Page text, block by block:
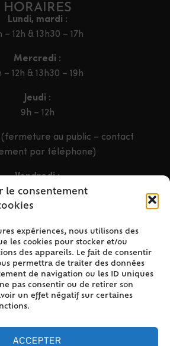
le consentement
expériences, nous utilisons des
les cookies pour stocker et/ou
des appareils. Le fait de consentir
permettra de traiter des données
de navigation ou les ID uniques
pas consentir ou de retirer son
un effet négatif sur certaines
ACCEPTER
HORAIRES
Lundi, mardi :
– 12h & 13h30 – 17h
Mercredi :
– 12h & 13h30 – 19h
Jeudi :
9h – 12h
(fermeture au public – contact
par téléphone)
Vendredi :
12h & 13h30 – 16h30
RAPIDE
Accueil
Contact
Plan du site
Mentions légales
de cookies (UE)